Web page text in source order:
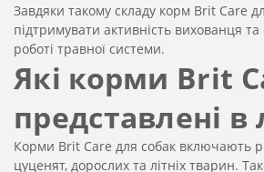
Завдяки такому складу корм Brit Care
підтримувати активність вихованця
роботі травної системи.
Які корми Brit
представлені в
Корми Brit Care для собак включають
цуценят, дорослих та літніх тварин.